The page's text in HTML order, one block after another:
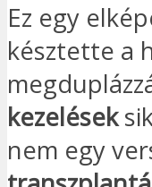
Ez egy
késztette a
kezelések
nem egy